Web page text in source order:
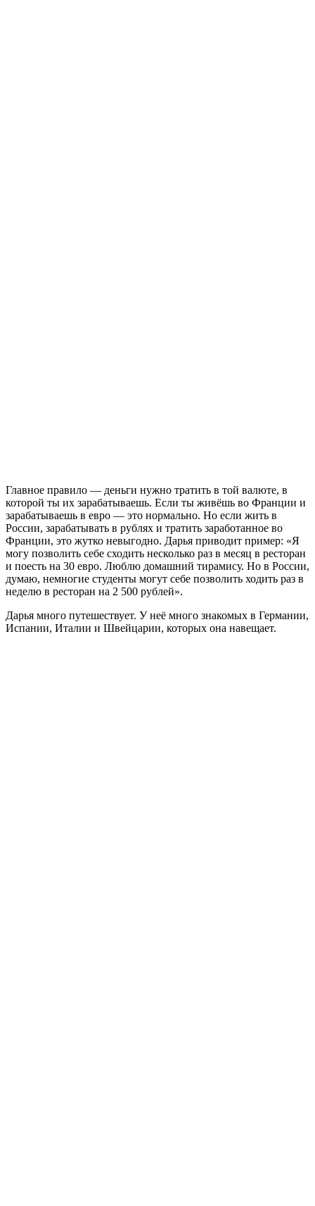
Главное правило — деньги нужно тратить в той валюте, в
которой ты их зарабатываешь. Если ты живёшь во Франции и
зарабатываешь в евро — это нормально. Но если жить в
России, зарабатывать в рублях и тратить заработанное во
Франции, это жутко невыгодно. Дарья приводит пример: «Я
могу позволить себе сходить несколько раз в месяц в ресторан
и поесть на 30 евро. Люблю домашний тирамису. Но в России,
думаю, немногие студенты могут себе позволить ходить раз в
неделю в ресторан на 2 500 рублей».
Дарья много путешествует. У неё много знакомых в Германии,
Испании, Италии и Швейцарии, которых она навещает.